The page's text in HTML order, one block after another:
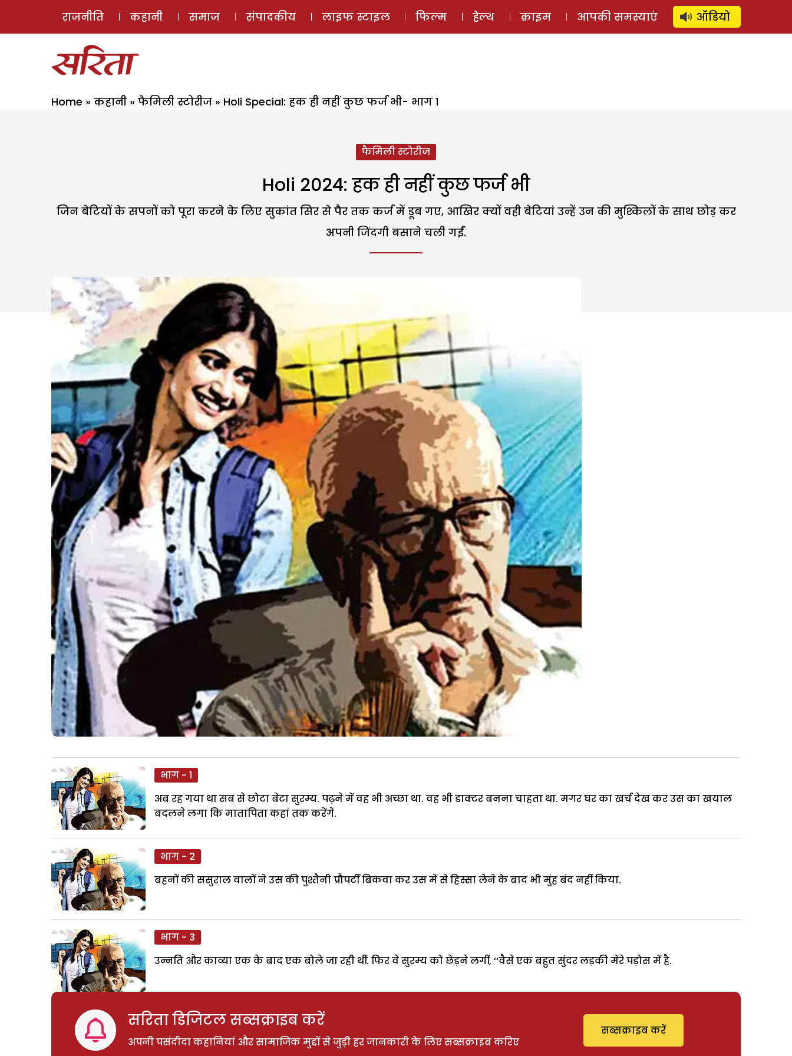
ई-मैगज़ीन ऑडियो स्टोरी लॉग इन ⚲ SUBSCRIBE
राजनीति कहानी समाज संपादकीय लाइफ स्टाइल फिल्म हेल्थ क्राइम आपकी समस्याएं ऑडियो
Home » कहानी » फैमिली स्टोरीज » Holi Special: हक ही नहीं कुछ फर्ज भी- भाग 1
फैमिली स्टोरीज
Holi 2024: हक ही नहीं कुछ फर्ज भी
जिन बेटियों के सपनों को पूरा करने के लिए सुकांत सिर से पैर तक कर्ज में डूब गए, आखिर क्यों वही बेटियां उन्हें उन की मुश्किलों के साथ छोड़ कर
अपनी जिंदगी बसाने चली गईं.
भाग - 1
अब रह गया था सब से छोटा बेटा सुरम्य. पढ़ने में वह भी अच्छा था. वह भी डाक्टर बनना चाहता था. मगर घर का खर्च देख कर उस का खयाल
बदलने लगा कि मातापिता कहां तक करेंगे.
भाग - 2
बहनों की ससुराल वालों ने उस की पुश्तैनी प्रौपर्टी बिकवा कर उस में से हिस्सा लेने के बाद भी मुंह बंद नहीं किया.
भाग - 3
उन्नति और काव्या एक के बाद एक बोले जा रही थीं. फिर वे सुरम्य को छेड़ने लगीं, ‘‘वैसे एक बहुत सुंदर लड़की मेरे पड़ोस में है.
सरिता डिजिटल सब्सक्राइब करें
अपनी पसंदीदा कहानियां और सामाजिक मुद्दों से जुड़ी हर जानकारी के लिए सब्सक्राइब करिए
सब्सक्राइब करें